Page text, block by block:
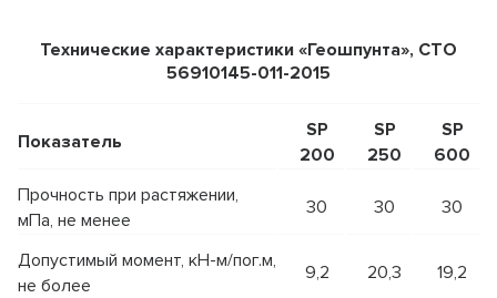
Технические характеристики «Геошпунта», СТО
56910145-011-2015
Показатель
SP
200
SP
250
SP
600
Прочность при растяжении,
мПа, не менее
30 30 30
Допустимый момент, кН-м/пог.м,
не более
9,2 20,3 19,2